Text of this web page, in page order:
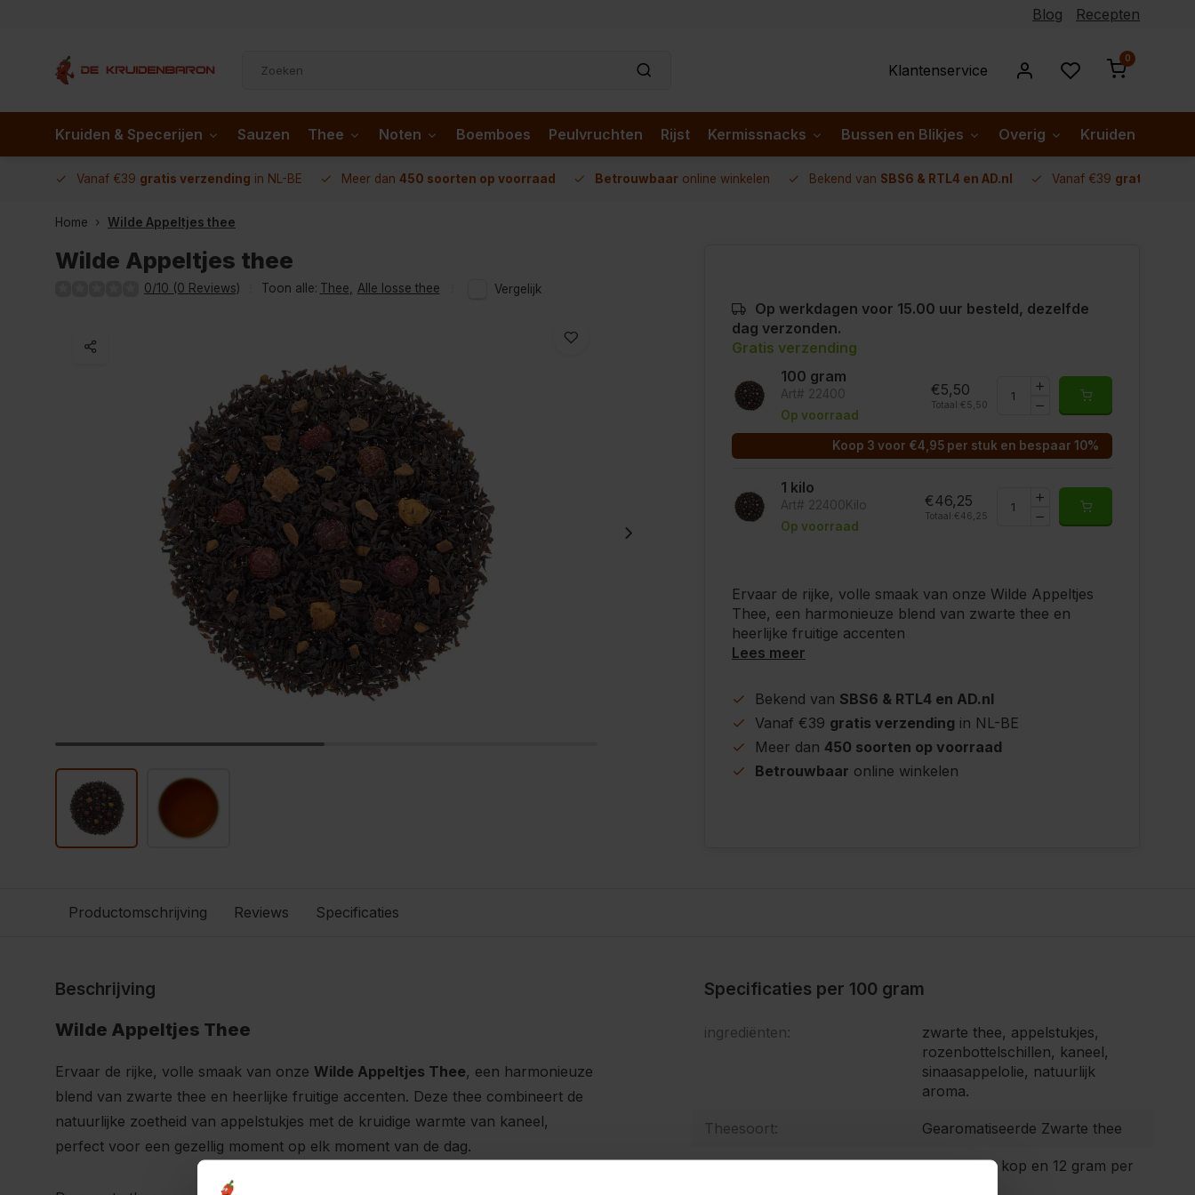
Blog Recepten
Klantenservice
0
Kruiden & Specerijen Sauzen Thee Noten Boemboes Peulvruchten Rijst Kermissnacks Bussen en Blikjes Overig Kruiden per
Vanaf €39 gratis verzending in NL-BE Meer dan 450 soorten op voorraad Betrouwbaar online winkelen Bekend van SBS6 & RTL4 en AD.nl Vanaf €39 gratis
Home Wilde Appeltjes thee
Wilde Appeltjes thee
0/10 (0 Reviews) Toon alle: Thee Alle losse thee Vergelijk
Op werkdagen voor 15.00 uur besteld, dezelfde
dag verzonden.
Gratis verzending
100 gram
Art# 22400
Op voorraad
€5,50
Totaal: €5,50
Koop 3 voor €4,95 per stuk en bespaar 10%
1 kilo
Art# 22400Kilo
Op voorraad
€46,25
Totaal: €46,25
Ervaar de rijke, volle smaak van onze Wilde Appeltjes
Thee, een harmonieuze blend van zwarte thee en
heerlijke fruitige accenten
Lees meer
Bekend van SBS6 & RTL4 en AD.nl
Vanaf €39 gratis verzending in NL-BE
Meer dan 450 soorten op voorraad
Betrouwbaar online winkelen
Productomschrijving Reviews Specificaties
Beschrijving
Wilde Appeltjes Thee
Ervaar de rijke, volle smaak van onze Wilde Appeltjes Thee, een harmonieuze
blend van zwarte thee en heerlijke fruitige accenten. Deze thee combineert de
natuurlijke zoetheid van appelstukjes met de kruidige warmte van kaneel,
perfect voor een gezellig moment op elk moment van de dag.
Specificaties per 100 gram
ingrediënten:
zwarte thee, appelstukjes,
rozenbottelschillen, kaneel,
sinaasappelolie, natuurlijk
aroma.
Theesoort: Gearomatiseerde Zwarte thee
Hoeveelheid:
2 gram per kop en 12 gram per